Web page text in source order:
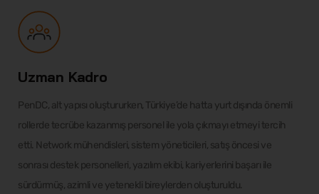
Uzman Kadro
PenDC, alt yapısı oluştururken, Türkiye’de hatta yurt dışında önemli
rollerde tecrübe kazanmış personel ile yola çıkmayı etmeyi tercih
etti. Network mühendisleri, sistem yöneticileri, satış öncesi ve
sonrası destek personelleri, yazılım ekibi, kariyerlerini başarı ile
sürdürmüş, azimli ve yetenekli bireylerden oluşturuldu.